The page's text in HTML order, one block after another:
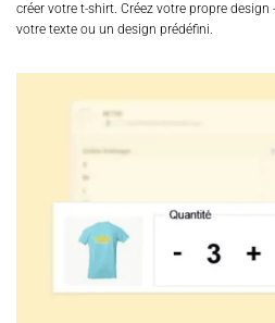
créer votre t-shirt. Créez votre propre
votre texte ou un design prédéfini.